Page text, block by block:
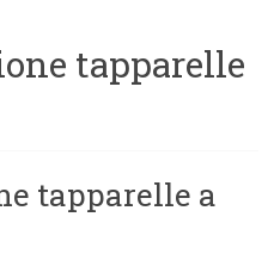
tapparelle
tapparelle a